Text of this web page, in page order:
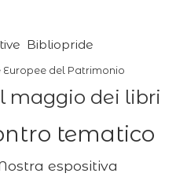
Bibliopride
Europee del Patrimonio
maggio dei libri
tematico
espositiva